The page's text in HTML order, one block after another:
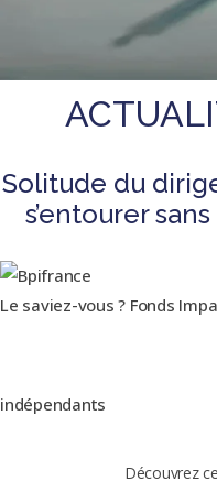
Solitude du
s’entourer
Le saviez-vous ? Fonds
indépendants
Découvrez